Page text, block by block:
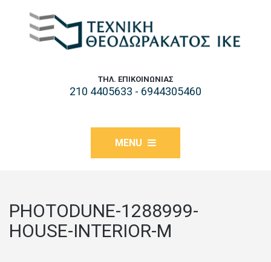
ΤΗΛ. ΕΠΙΚΟΙΝΩΝΊΑΣ
210 4405633 - 6944305460
MENU
PHOTODUNE-1288999-
HOUSE-INTERIOR-M